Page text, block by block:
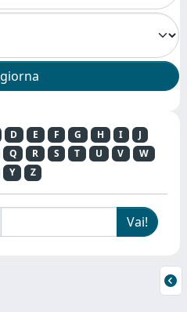
D E F G H I
J
Q R S T U V
W
Y Z